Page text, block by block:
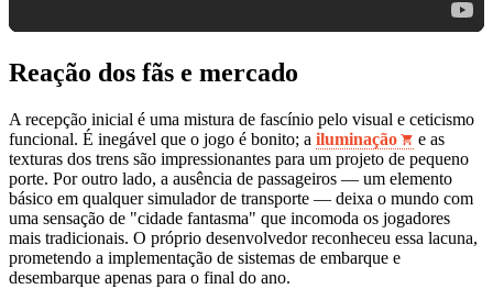
Reação dos fãs e mercado
A recepção inicial é uma mistura de fascínio pelo visual e ceticismo
funcional. É inegável que o jogo é bonito; a iluminação
e as
texturas dos trens são impressionantes para um projeto de pequeno
porte. Por outro lado, a ausência de passageiros — um elemento
básico em qualquer simulador de transporte — deixa o mundo com
uma sensação de "cidade fantasma" que incomoda os jogadores
mais tradicionais. O próprio desenvolvedor reconheceu essa lacuna,
prometendo a implementação de sistemas de embarque e
desembarque apenas para o final do ano.